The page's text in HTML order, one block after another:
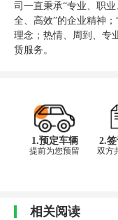
司一直秉承“专业、职
全、高效”的企业精神
理念；热情、周到、专
赁服务。
1.预定车辆
提前为您预留
2.
双方
相关阅读